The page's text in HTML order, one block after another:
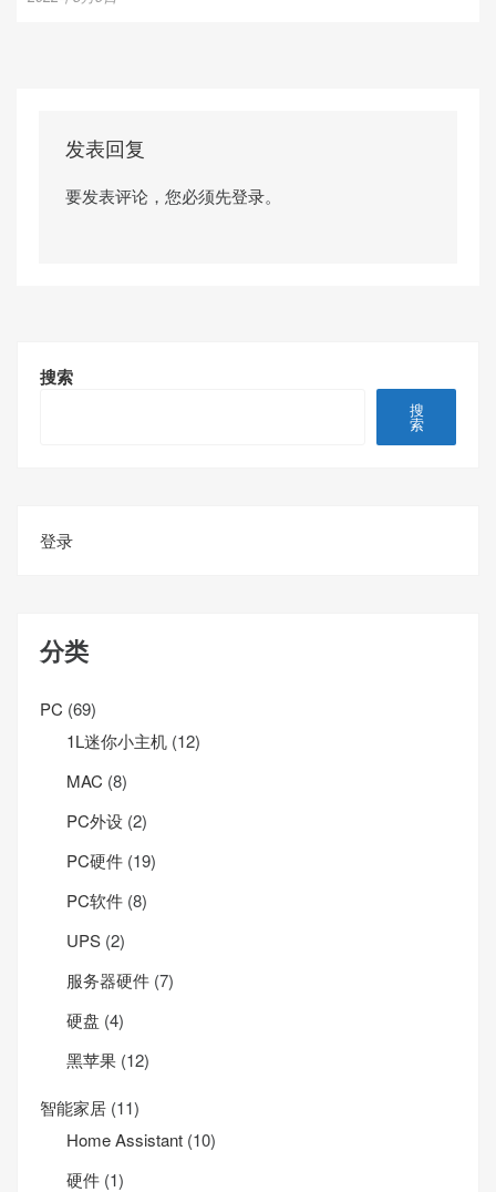
发表回复
要发表评论，您必须先登录。
搜索
搜
索
登录
分类
PC (69)
1L迷你小主机 (12)
MAC (8)
PC外设 (2)
PC硬件 (19)
PC软件 (8)
UPS (2)
服务器硬件 (7)
硬盘 (4)
黑苹果 (12)
智能家居 (11)
Home Assistant (10)
硬件 (1)